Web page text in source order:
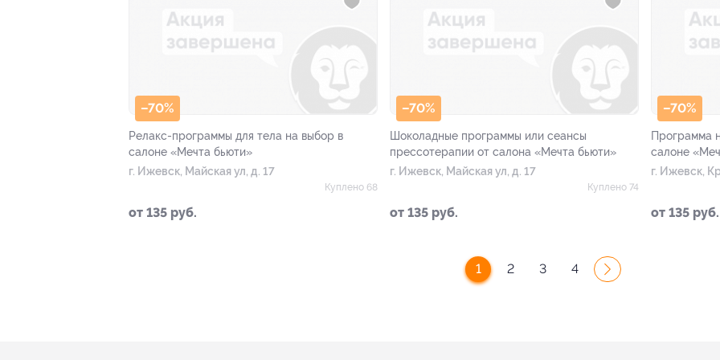
–70%
Релакс-программы для тела на выбор в
салоне «Мечта бьюти»
г. Ижевск, Майская ул, д. 17
от 135 руб.
Куплено 68
–70%
Шоколадные программы или сеансы
прессотерапии от салона «Мечта бьюти»
г. Ижевск, Майская ул, д. 17
от 135 руб.
Куплено 74
–70%
Программа
салоне
г. Ижевск,
от 135 руб.
1 2 3 4